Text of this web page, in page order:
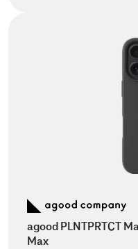
agood PLNTPRTCT
Max